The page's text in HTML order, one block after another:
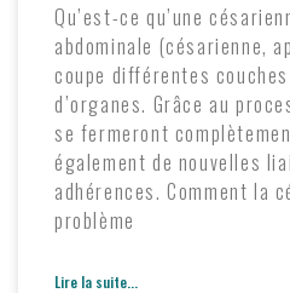
Qu’est-ce qu’une
abdominale (césarienne,
coupe différentes
d’organes. Grâce au
se fermeront
également de nouvelles
adhérences. Comment la
problème
Lire la suite...